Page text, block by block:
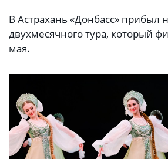
В Астрахань «Донбасс» прибыл
двухмесячного тура, который
мая.